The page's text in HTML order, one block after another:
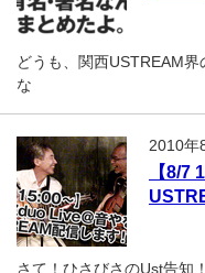
どうも、関西USTREAM
な
2010年
【8/7
さて！ひさびさのUst告知